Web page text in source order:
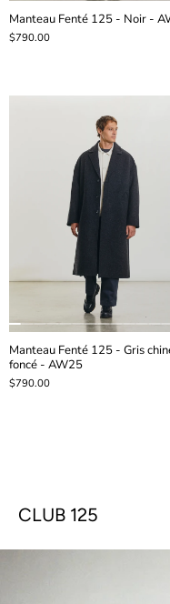
Manteau Fenté 125 - Noir -
$790.00
Manteau Fenté 125 - Gris
foncé - AW25
$790.00
CLUB 125